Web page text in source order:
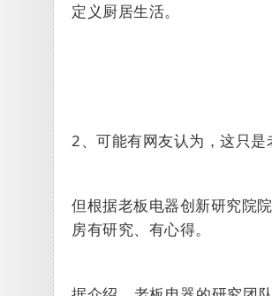
定义厨居生活。
2、可能有网友认为，这只
但根据老板电器创新研究院
房有研究、有心得。